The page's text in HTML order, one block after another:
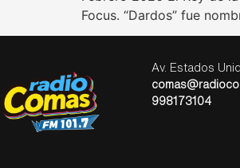
Focus. “Dardos” fue
Av. Estados
998173104